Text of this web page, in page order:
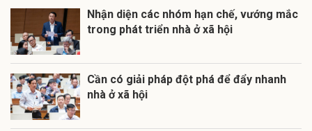
Nhận diện các nhóm hạn chế, vướng mắc
trong phát triển nhà ở xã hội
Cần có giải pháp đột phá để đẩy nhanh
nhà ở xã hội